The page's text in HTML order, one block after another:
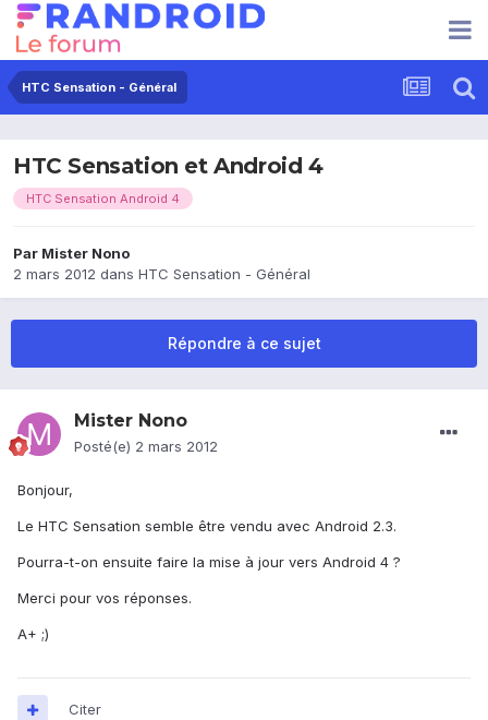
HTC Sensation - Général
HTC Sensation et Android 4
HTC Sensation Android 4
Par Mister Nono
2 mars 2012 dans HTC Sensation - Général
Répondre à ce sujet
Mister Nono
Posté(e) 2 mars 2012
Bonjour,
Le HTC Sensation semble être vendu avec Android 2.3.
Pourra-t-on ensuite faire la mise à jour vers Android 4 ?
Merci pour vos réponses.
A+ ;)
Citer